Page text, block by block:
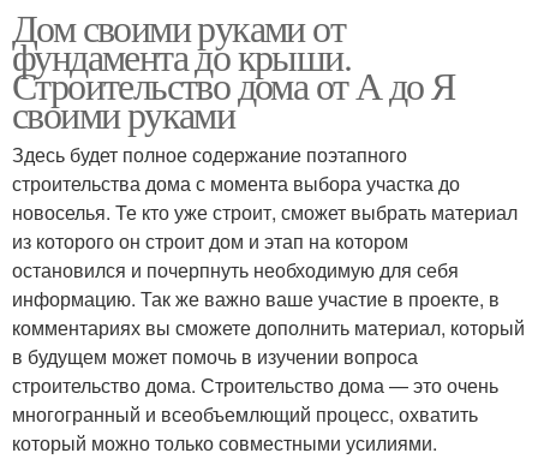
Дом своими руками от
фундамента до крыши.
Строительство дома от А до Я
своими руками
Здесь будет полное содержание поэтапного
строительства дома с момента выбора участка до
новоселья. Те кто уже строит, сможет выбрать материал
из которого он строит дом и этап на котором
остановился и почерпнуть необходимую для себя
информацию. Так же важно ваше участие в проекте, в
комментариях вы сможете дополнить материал, который
в будущем может помочь в изучении вопроса
строительство дома. Строительство дома — это очень
многогранный и всеобъемлющий процесс, охватить
который можно только совместными усилиями.